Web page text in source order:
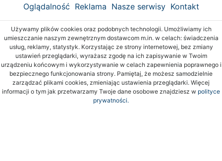
Oglądalność Reklama Nasze serwisy Kontakt
Używamy plików cookies oraz podobnych technologii. Umożliwiamy ich
umieszczanie naszym zewnętrznym dostawcom m.in. w celach: świadczenia
usług, reklamy, statystyk. Korzystając ze strony internetowej, bez zmiany
ustawień przeglądarki, wyrażasz zgodę na ich zapisywanie w Twoim
urządzeniu końcowym i wykorzystywanie w celach zapewnienia poprawnego i
bezpiecznego funkcjonowania strony. Pamiętaj, że możesz samodzielnie
zarządzać plikami cookies, zmieniając ustawienia przeglądarki. Więcej
informacji o tym jak przetwarzamy Twoje dane osobowe znajdziesz w polityce
prywatności.